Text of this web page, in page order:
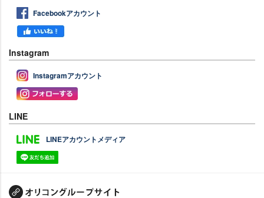
Facebookアカウント
Instagram
Instagramアカウント
LINE
LINEアカウントメディア